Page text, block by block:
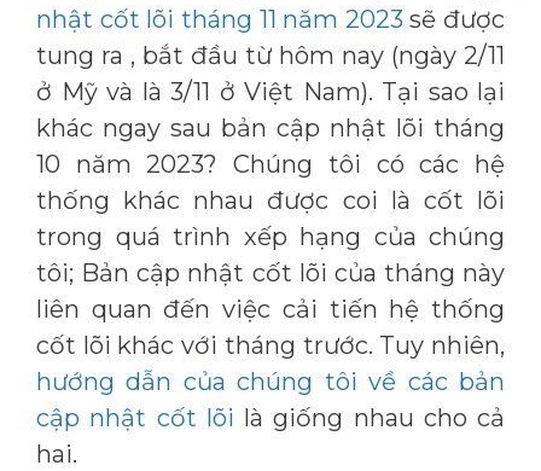
nhật cốt lõi tháng 11 năm 2023 sẽ được
tung ra , bắt đầu từ hôm nay (ngày 2/11
ở Mỹ và là 3/11 ở Việt Nam). Tại sao lại
khác ngay sau bản cập nhật lõi tháng
10 năm 2023? Chúng tôi có các hệ
thống khác nhau được coi là cốt lõi
trong quá trình xếp hạng của chúng
tôi; Bản cập nhật cốt lõi của tháng này
liên quan đến việc cải tiến hệ thống
cốt lõi khác với tháng trước. Tuy nhiên,
hướng dẫn của chúng tôi về các bản
cập nhật cốt lõi là giống nhau cho cả
hai.